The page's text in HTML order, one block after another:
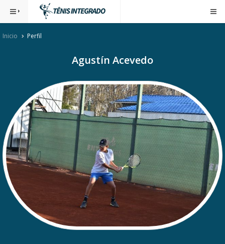
Inicio Perfil
Agustín Acevedo